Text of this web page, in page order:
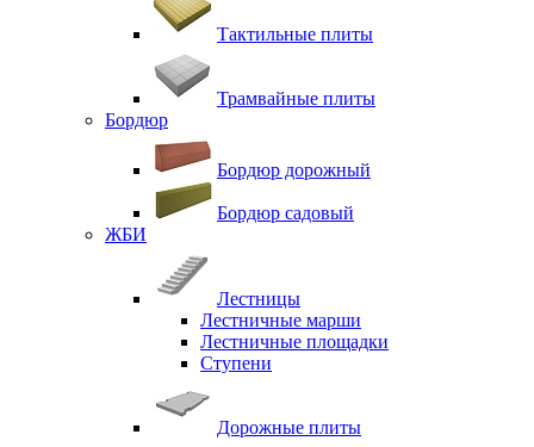
Тактильные плиты
Трамвайные плиты
Бордюр
Бордюр дорожный
Бордюр садовый
ЖБИ
Лестницы
Лестничные марши
Лестничные площадки
Ступени
Дорожные плиты